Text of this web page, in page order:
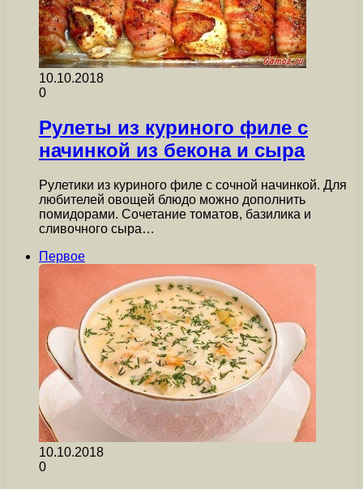
10.10.2018
0
Рулеты из куриного филе с
начинкой из бекона и сыра
Рулетики из куриного филе с сочной начинкой. Для
любителей овощей блюдо можно дополнить
помидорами. Сочетание томатов, базилика и
сливочного сыра…
Первое
10.10.2018
0